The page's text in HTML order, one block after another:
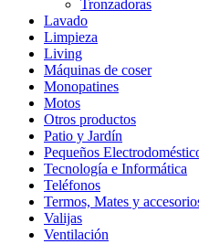
Tronzadoras
Lavado
Limpieza
Living
Máquinas de coser
Monopatines
Motos
Otros productos
Patio y Jardín
Pequeños
Tecnología e Informática
Teléfonos
Termos, Mates y
Valijas
Ventilación